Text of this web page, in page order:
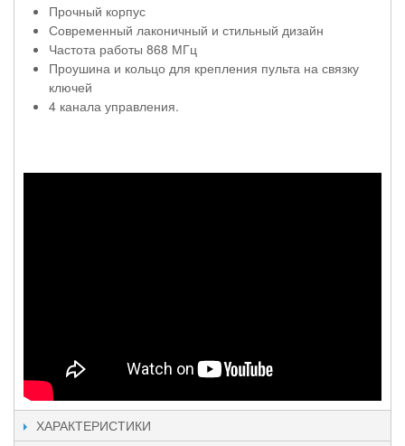
Прочный корпус
Современный лаконичный и стильный дизайн
Частота работы 868 МГц
Проушина и кольцо для крепления пульта на связку
ключей
4 канала управления.
ХАРАКТЕРИСТИКИ